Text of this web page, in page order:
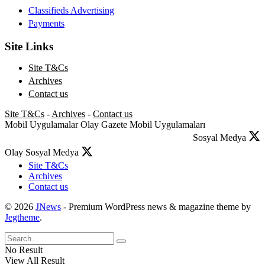
Classifieds Advertising
Payments
Site Links
Site T&Cs
Archives
Contact us
Site T&Cs - Archives - Contact us
Mobil Uygulamalar Olay Gazete Mobil Uygulamaları
Sosyal Medya
Olay Sosyal Medya
Site T&Cs
Archives
Contact us
© 2026 JNews - Premium WordPress news & magazine theme by
Jegtheme.
No Result
View All Result